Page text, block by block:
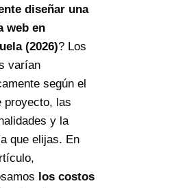
diseñar una
web en
(2026)? Los
varían
según el
proyecto, las
y la
que elijas. En
los costos